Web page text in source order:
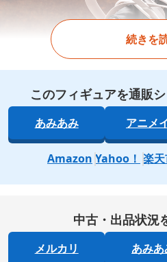
続きを
このフィギュアを通販
あみあみ アニメ
Amazon Yahoo！ 楽
中古・出品状況
メルカリ あみ